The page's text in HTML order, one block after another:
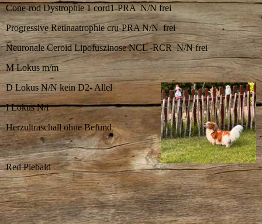
Cone-rod Dystrophie 1 cord1-PRA N/N frei
Progressive Retinaatrophie cru-PRA N/N frei
Neuronale Ceroid Lipofuszinose NCL -RCR N/N frei
M Lokus m/m
D Lokus N/N kein D2- Allel
I Lokus N/i
Herzultraschall ohne Befund
Red Piebald